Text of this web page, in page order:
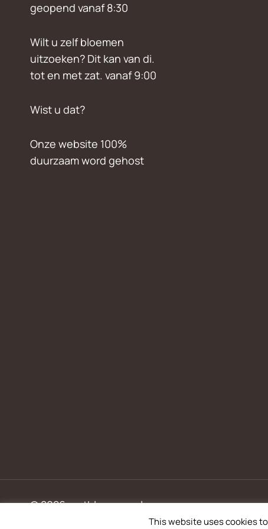
geopend vanaf 8:30
Wilt u zelf bloemen
uitzoeken? Dit kan van di.
tot en met zat. vanaf 9:00
Wist u dat?
Onze website 100%
duurzaam word gehost
© 2026 metbloemen.nl
This website uses cookies